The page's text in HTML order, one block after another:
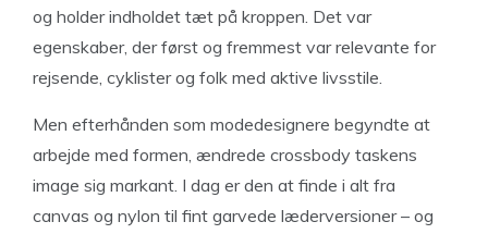
og holder indholdet tæt på kroppen. Det var
egenskaber, der først og fremmest var relevante for
rejsende, cyklister og folk med aktive livsstile.
Men efterhånden som modedesignere begyndte at
arbejde med formen, ændrede crossbody taskens
image sig markant. I dag er den at finde i alt fra
canvas og nylon til fint garvede læderversioner – og